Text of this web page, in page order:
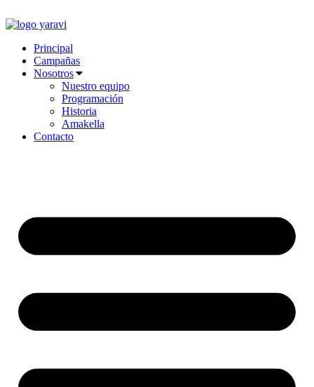
al
Principal
Campañas
Nosotros
Nuestro equipo
Programación
Historia
Amakella
Contacto